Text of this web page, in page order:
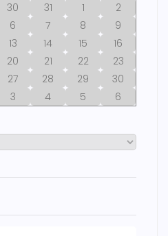
30 31 1
2
6 7 8
9
13 14 15
16
20 21 22
23
27 28 29
30
3 4 5
6